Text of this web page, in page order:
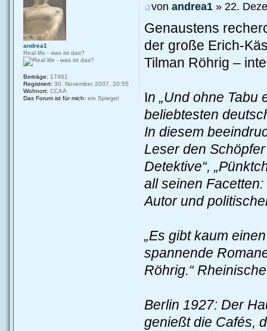
vonandrea1 » 22.
Genaustens
der große Erich-
Tilman Röhrig –
In „Und ohne Tabu
beliebtesten
In diesem
Leser den
Detektive“,
all seinen
Autor und
„Es gibt kaum
spannende
Röhrig.“
Berlin 1927: Der
genießt die Cafés,
andrea1
Real life - was ist das?
Beiträge: 17461
Registriert: 30. November 2007, 20:55
Wohnort: CCAA
Das Forum ist für mich: ein Spiegel